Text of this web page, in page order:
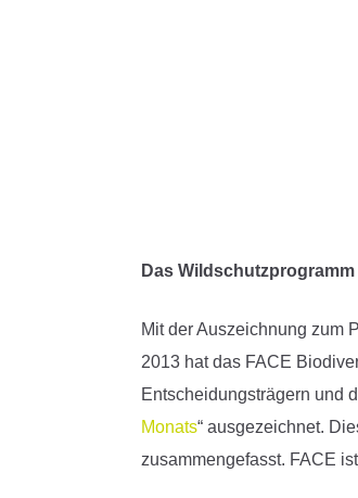
Das Wildschutzprogramm
Mit der Auszeichnung zum
2013 hat das FACE
Entscheidungsträgern und
Monats“ ausgezeichnet.
zusammengefasst. FACE